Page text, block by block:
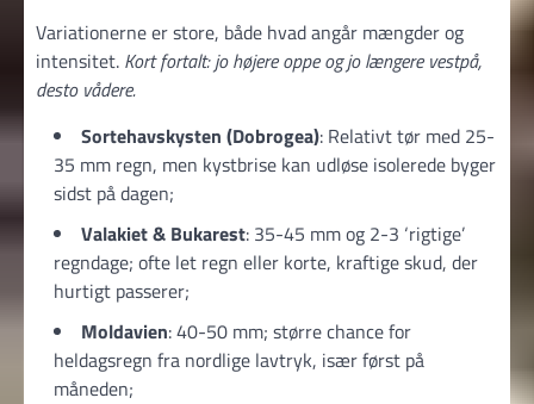
Variationerne er store, både hvad angår mængder og
intensitet. Kort fortalt: jo højere oppe og jo længere vestpå,
desto vådere.
Sortehavskysten (Dobrogea): Relativt tør med 25-
35 mm regn, men kystbrise kan udløse isolerede byger
sidst på dagen;
Valakiet & Bukarest: 35-45 mm og 2-3 ‘rigtige’
regndage; ofte let regn eller korte, kraftige skud, der
hurtigt passerer;
Moldavien: 40-50 mm; større chance for
heldagsregn fra nordlige lavtryk, især først på
måneden;